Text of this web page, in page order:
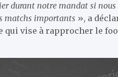
durant notre mandat si nous
matchs importants », a
qui vise à rapprocher le